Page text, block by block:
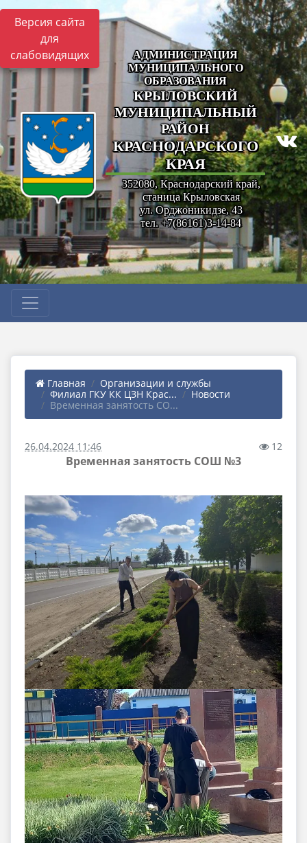
Версия сайта
для
слабовидящих
АДМИНИСТРАЦИЯ
МУНИЦИПАЛЬНОГО
ОБРАЗОВАНИЯ
КРЫЛОВСКИЙ
МУНИЦИПАЛЬНЫЙ
РАЙОН
КРАСНОДАРСКОГО
КРАЯ
352080, Краснодарский край,
станица Крыловская
ул. Орджоникидзе, 43
тел. +7(86161)3-14-84
Главная
Организации и службы
Филиал ГКУ КК ЦЗН Крас...
Новости
Временная занятость СО...
26.04.2024 11:46 12
Временная занятость СОШ №3